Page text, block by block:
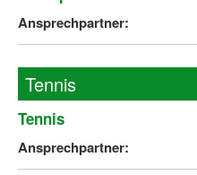
Sporthelferforum
Kinderschutz im Sport
Ansprechpartner:
Tennis
Tennis
Ansprechpartner: